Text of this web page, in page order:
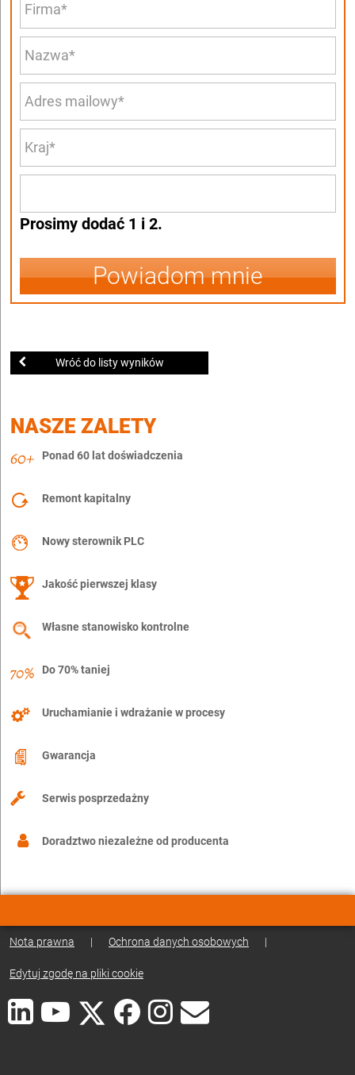
Prosimy dodać 1 i 2.
Powiadom mnie
Wróć do listy wyników
NASZE ZALETY
Ponad 60 lat doświadczenia
Remont kapitalny
Nowy sterownik PLC
Jakość pierwszej klasy
Własne stanowisko kontrolne
Do 70% taniej
Uruchamianie i wdrażanie w procesy
Gwarancja
Serwis posprzedażny
Doradztwo niezależne od producenta
Nota prawna | Ochrona danych osobowych |
Edytuj zgodę na pliki cookie